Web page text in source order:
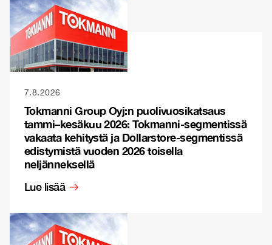
7.8.2026
Tokmanni Group Oyj:n puolivuosikatsaus
tammi–kesäkuu 2026: Tokmanni-segmentissä
vakaata kehitystä ja Dollarstore-segmentissä
edistymistä vuoden 2026 toisella
neljänneksellä
Lue lisää